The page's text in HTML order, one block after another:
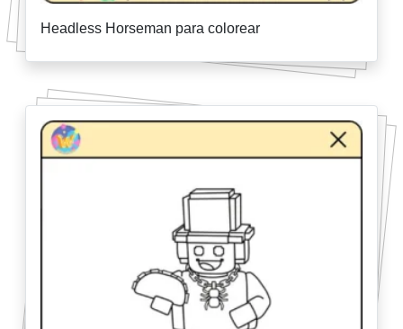
Headless Horseman para colorear